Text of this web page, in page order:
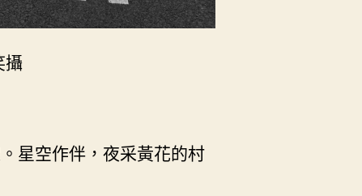
攝
星空作伴，夜采黃花的村